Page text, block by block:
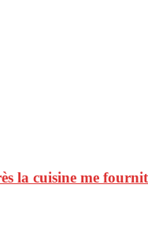
la cuisine me